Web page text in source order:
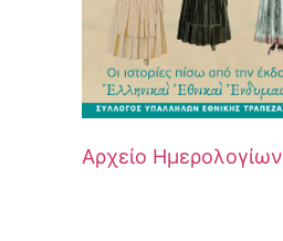
Αρχείο Ημερολογίων